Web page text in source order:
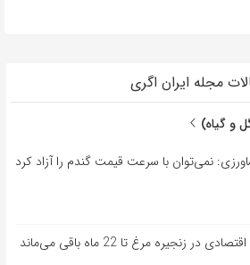
مجله ایران اگری
و گیاه)
نمی‌توان با سرعت قیمت گندم را آزاد کرد
در زنجیره مرغ تا 22 ماه باقی می‌ماند